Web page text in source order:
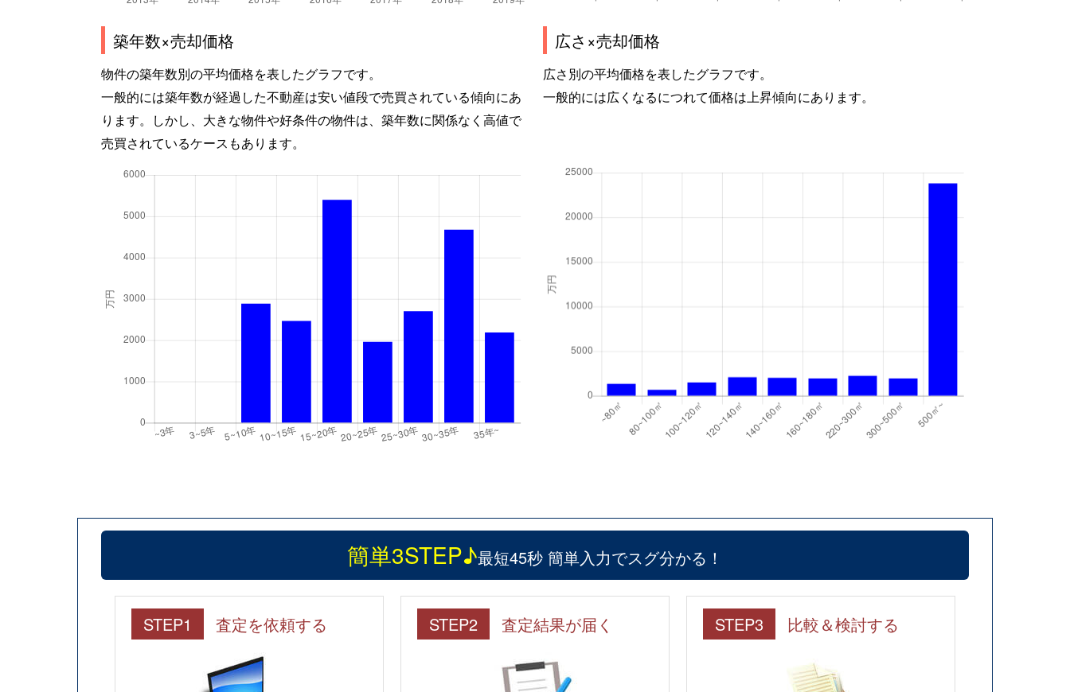
築年数×売却価格
物件の築年数別の平均価格を表したグラフです。
一般的には築年数が経過した不動産は安い値段で売買されている傾向にあ
ります。しかし、大きな物件や好条件の物件は、築年数に関係なく高値で
売買されているケースもあります。
広さ×売却価格
広さ別の平均価格を表したグラフです。
一般的には広くなるにつれて価格は上昇傾向にあります。
簡単3STEP♪最短45秒 簡単入力でスグ分かる！
STEP1 査定を依頼する STEP2 査定結果が届く STEP3 比較＆検討する